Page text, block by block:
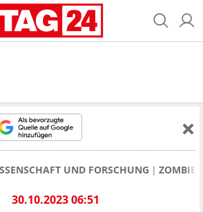
UND FORSCHUNG ZOMBIE-
30.10.2023 06:51